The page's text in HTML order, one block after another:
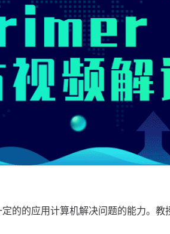
的的应用计算机解决问题的能力。教